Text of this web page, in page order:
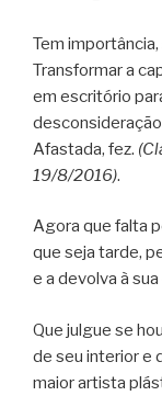
Tem
Transformar a
em escritório
Afastada, fez.
19/8/2016).
Agora que falta
que seja tarde,
e a devolva à
Que julgue se
de seu interior e
maior artista